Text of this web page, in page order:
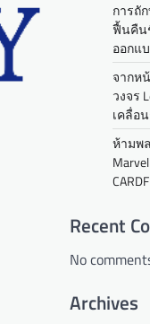
การถั
ฟื้นคืน
ออกแ
จากห
วงจร
เคลื่อ
ห้ามพ
Recent
No
Archives